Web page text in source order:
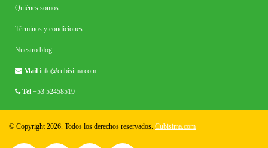
Quiénes somos
Términos y condiciones
Nuestro blog
Mail info@cubisima.com
Tel +53 52458519
© Copyright 2026. Todos los derechos reservados. Cubisima.com